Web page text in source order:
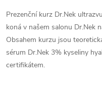
Prezenční kurz Dr.Nek
koná v našem salonu Dr.Nek
Obsahem kurzu jsou
sérum Dr.Nek 3% kyseliny
certifikátem.